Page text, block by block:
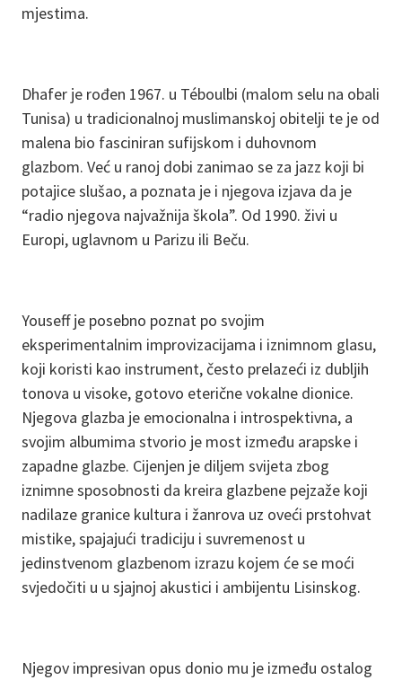
mjestima.
Dhafer je rođen 1967. u Téboulbi (malom selu na obali
Tunisa) u tradicionalnoj muslimanskoj obitelji te je od
malena bio fasciniran sufijskom i duhovnom
glazbom. Već u ranoj dobi zanimao se za jazz koji bi
potajice slušao, a poznata je i njegova izjava da je
“radio njegova najvažnija škola”. Od 1990. živi u
Europi, uglavnom u Parizu ili Beču.
Youseff je posebno poznat po svojim
eksperimentalnim improvizacijama i iznimnom glasu,
koji koristi kao instrument, često prelazeći iz dubljih
tonova u visoke, gotovo eterične vokalne dionice.
Njegova glazba je emocionalna i introspektivna, a
svojim albumima stvorio je most između arapske i
zapadne glazbe. Cijenjen je diljem svijeta zbog
iznimne sposobnosti da kreira glazbene pejzaže koji
nadilaze granice kultura i žanrova uz oveći prstohvat
mistike, spajajući tradiciju i suvremenost u
jedinstvenom glazbenom izrazu kojem će se moći
svjedočiti u u sjajnoj akustici i ambijentu Lisinskog.
Njegov impresivan opus donio mu je između ostalog